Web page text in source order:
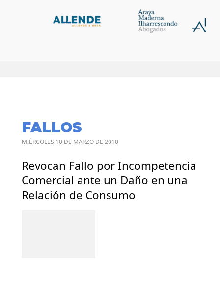
FALLOS
MIÉRCOLES 10 DE MARZO DE 2010
Revocan Fallo por Incompetencia
Comercial ante un Daño en una
Relación de Consumo